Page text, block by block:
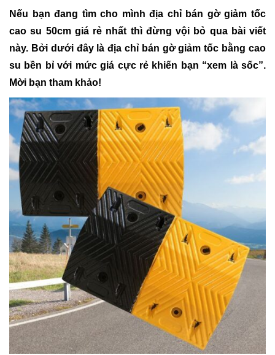
Nếu bạn đang tìm cho mình địa chỉ bán gờ giảm tốc
cao su 50cm giá rẻ nhất thì đừng vội bỏ qua bài viết
này. Bởi dưới đây là địa chỉ bán gờ giảm tốc bằng cao
su bền bỉ với mức giá cực rẻ khiến bạn “xem là sốc”.
Mời bạn tham khảo!